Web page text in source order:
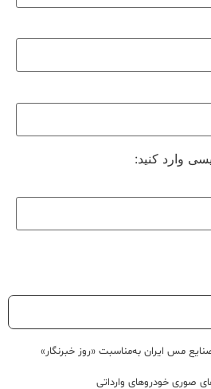
وارد کنید:
مس ایران به‌مناسبت «روز خبرنگار»
صوری خودروهای وارداتی